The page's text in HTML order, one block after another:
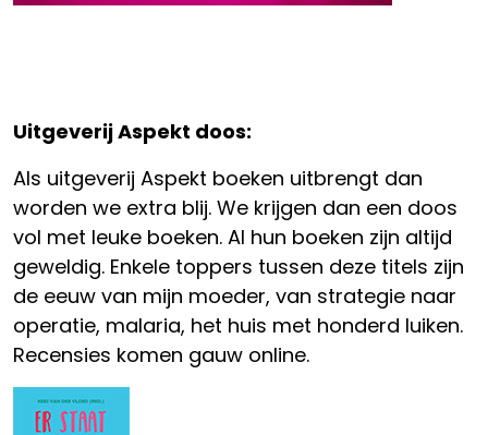
Uitgeverij Aspekt doos:
Als uitgeverij Aspekt boeken uitbrengt dan
worden we extra blij. We krijgen dan een doos
vol met leuke boeken. Al hun boeken zijn altijd
geweldig. Enkele toppers tussen deze titels zijn
de eeuw van mijn moeder, van strategie naar
operatie, malaria, het huis met honderd luiken.
Recensies komen gauw online.